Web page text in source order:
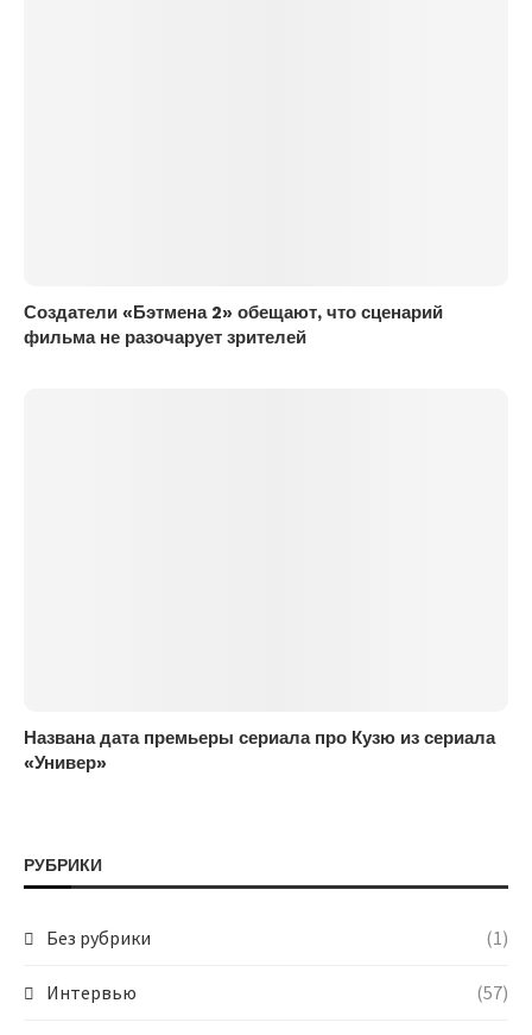
Создатели «Бэтмена 2» обещают, что сценарий
фильма не разочарует зрителей
Названа дата премьеры сериала про Кузю из сериала
«Универ»
РУБРИКИ
Без рубрики (1)
Интервью (57)